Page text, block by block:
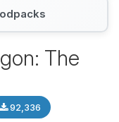
The
92,336